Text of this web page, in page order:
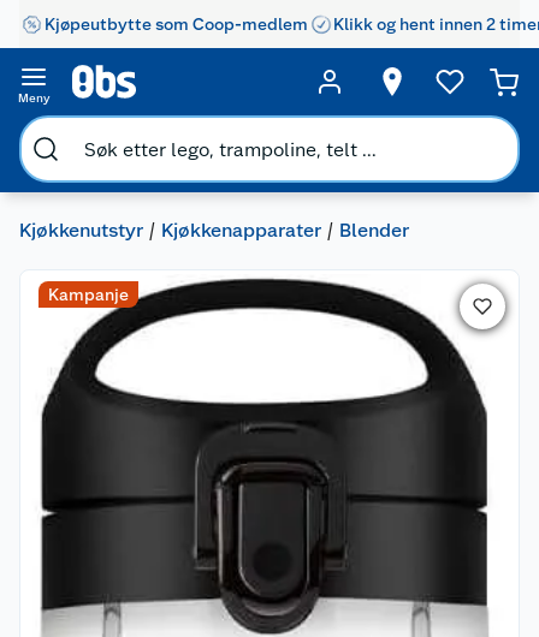
Kjøpeutbytte som Coop-medlem Klikk og hent innen 2
Meny
Kjøkkenutstyr Kjøkkenapparater Blender
Kampanje